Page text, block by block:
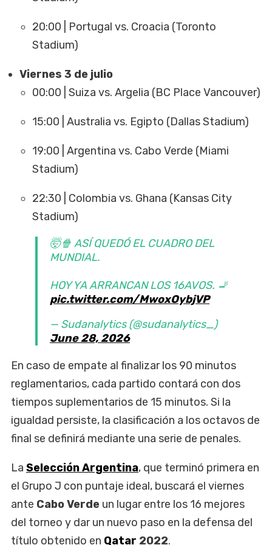
20:00 | Portugal vs. Croacia (Toronto
Stadium)
Viernes 3 de julio
00:00 | Suiza vs. Argelia (BC Place Vancouver)
15:00 | Australia vs. Egipto (Dallas Stadium)
19:00 | Argentina vs. Cabo Verde (Miami
Stadium)
22:30 | Colombia vs. Ghana (Kansas City
Stadium)
🤯🍿 ASÍ QUEDÓ EL CUADRO DEL
MUNDIAL.
HOY YA ARRANCAN LOS 16AVOS. 🚬
pic.twitter.com/MwoxOybjVP
— Sudanalytics (@sudanalytics_)
June 28, 2026
En caso de empate al finalizar los 90 minutos
reglamentarios, cada partido contará con dos
tiempos suplementarios de 15 minutos. Si la
igualdad persiste, la clasificación a los octavos de
final se definirá mediante una serie de penales.
La Selección Argentina, que terminó primera en
el Grupo J con puntaje ideal, buscará el viernes
ante Cabo Verde un lugar entre los 16 mejores
del torneo y dar un nuevo paso en la defensa del
título obtenido en Qatar 2022.